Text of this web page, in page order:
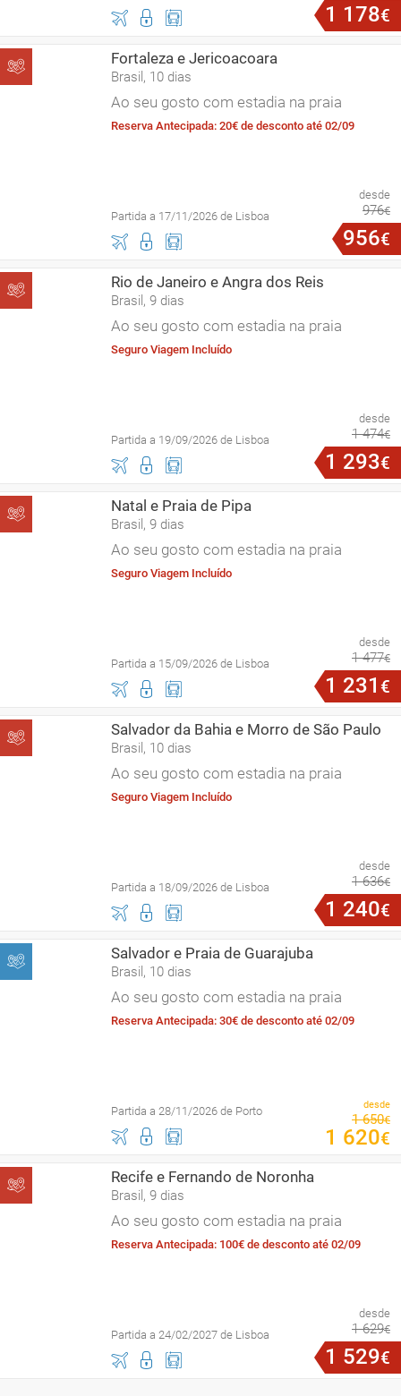
1 178€
Fortaleza e Jericoacoara
Brasil, 10 dias
Ao seu gosto com estadia na praia
Reserva Antecipada: 20€ de desconto até 02/09
Partida a 17/11/2026 de Lisboa
desde
976€
956€
Rio de Janeiro e Angra dos Reis
Brasil, 9 dias
Ao seu gosto com estadia na praia
Seguro Viagem Incluído
Partida a 19/09/2026 de Lisboa
desde
1 474€
1 293€
Natal e Praia de Pipa
Brasil, 9 dias
Ao seu gosto com estadia na praia
Seguro Viagem Incluído
Partida a 15/09/2026 de Lisboa
desde
1 477€
1 231 €
Salvador da Bahia e Morro de São Paulo
Brasil, 10 dias
Ao seu gosto com estadia na praia
Seguro Viagem Incluído
Partida a 18/09/2026 de Lisboa
desde
1 636€
1 240€
Salvador e Praia de Guarajuba
Brasil, 10 dias
Ao seu gosto com estadia na praia
Reserva Antecipada: 30€ de desconto até 02/09
Partida a 28/11/2026 de Porto desde
1 650€
1 620€
Recife e Fernando de Noronha
Brasil, 9 dias
Ao seu gosto com estadia na praia
Reserva Antecipada: 100€ de desconto até 02/09
Partida a 24/02/2027 de Lisboa
desde
1 629€
1 529€